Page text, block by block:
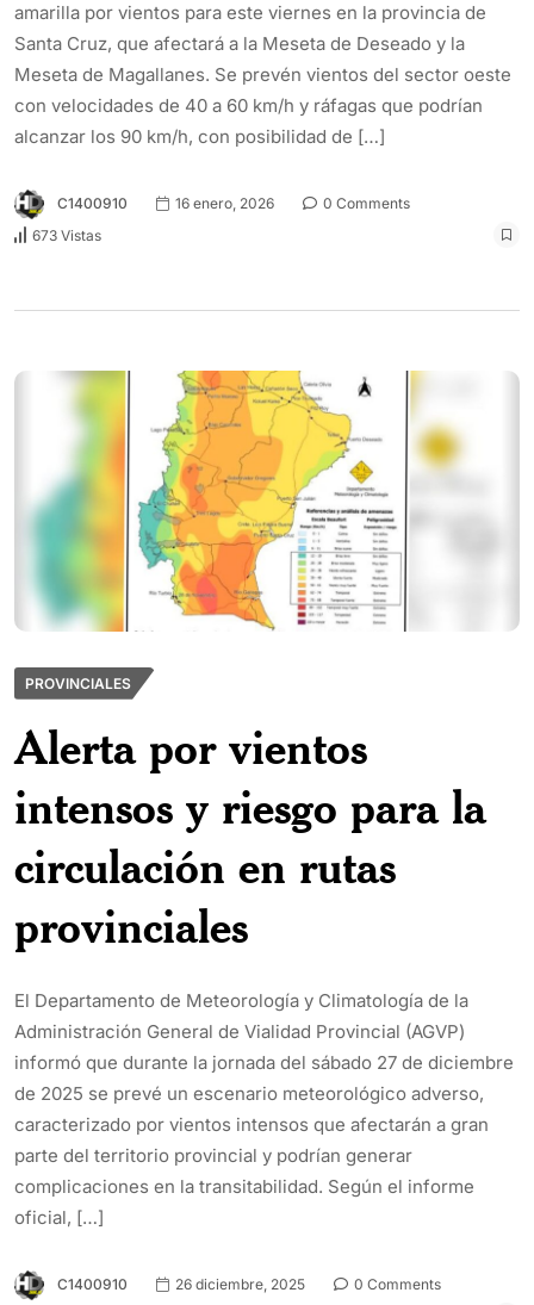
amarilla por vientos para este viernes en la provincia de
Santa Cruz, que afectará a la Meseta de Deseado y la
Meseta de Magallanes. Se prevén vientos del sector oeste
con velocidades de 40 a 60 km/h y ráfagas que podrían
alcanzar los 90 km/h, con posibilidad de […]
C1400910 16 enero, 2026
0 Comments
673 Vistas
PROVINCIALES
Alerta por vientos
intensos y riesgo para la
circulación en rutas
provinciales
El Departamento de Meteorología y Climatología de la
Administración General de Vialidad Provincial (AGVP)
informó que durante la jornada del sábado 27 de diciembre
de 2025 se prevé un escenario meteorológico adverso,
caracterizado por vientos intensos que afectarán a gran
parte del territorio provincial y podrían generar
complicaciones en la transitabilidad. Según el informe
oficial, […]
C1400910 26 diciembre, 2025
0 Comments